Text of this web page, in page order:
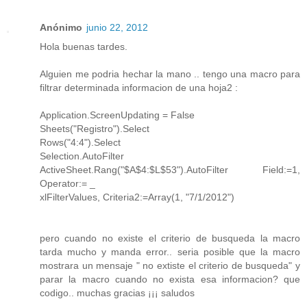
Anónimo junio 22, 2012
Hola buenas tardes.
Alguien me podria hechar la mano .. tengo una macro para
filtrar determinada informacion de una hoja2 :
Application.ScreenUpdating = False
Sheets("Registro").Select
Rows("4:4").Select
Selection.AutoFilter
ActiveSheet.Rang("$A$4:$L$53").AutoFilter Field:=1,
Operator:= _
xlFilterValues, Criteria2:=Array(1, "7/1/2012")
pero cuando no existe el criterio de busqueda la macro
tarda mucho y manda error.. seria posible que la macro
mostrara un mensaje " no extiste el criterio de busqueda" y
parar la macro cuando no exista esa informacion? que
codigo.. muchas gracias ¡¡¡ saludos